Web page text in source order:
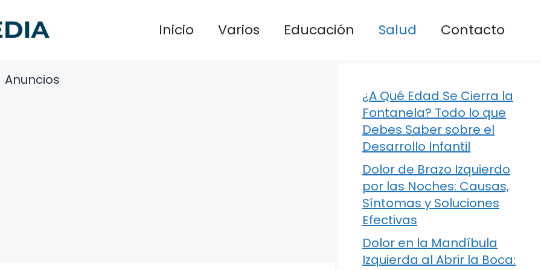
Inicio Varios Educación Salud Contacto
Anuncios
¿A Qué Edad Se Cierra la
Fontanela? Todo lo que
Debes Saber sobre el
Desarrollo Infantil
Dolor de Brazo Izquierdo
por las Noches: Causas,
Síntomas y Soluciones
Efectivas
Dolor en la Mandíbula
Izquierda al Abrir la Boca: